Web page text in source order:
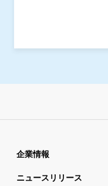
企業情報
ニュースリリース